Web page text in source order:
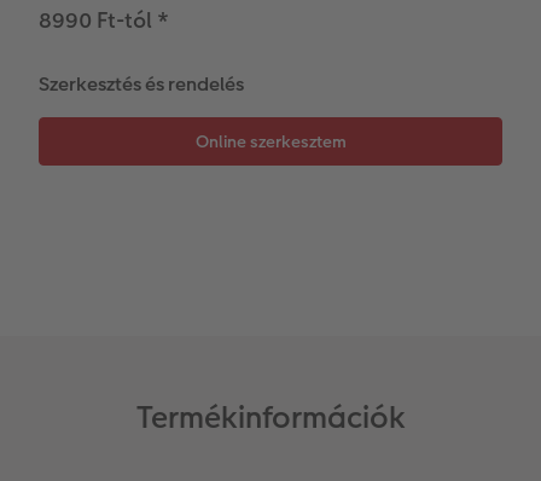
Fotómatrica
Azonnali fotókidolgozás
Matrica nyomtatás azonnal
Többrészes fali dekoráció
Fotókollázsok
Fotószalag
CEWE FOTÓKÖNYV Kids
CEWE myPhotos
Utazás
Esküvő
Ballagás
8990 Ft-tól *
Szerkesztés és rendelés
Termékinformációk